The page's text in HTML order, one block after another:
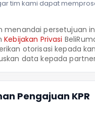
tim kami dapat
menandai persetujuan
Kebijakan Privasi
otorisasi kepada
data kepada
Pengajuan KPR